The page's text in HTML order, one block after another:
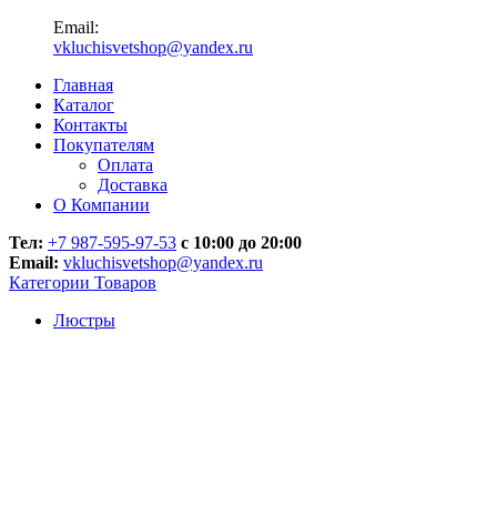
Email:
vkluchisvetshop@yandex.ru
Главная
Каталог
Контакты
Покупателям
Оплата
Доставка
О Компании
Тел: +7 987-595-97-53 с 10:00 до 20:00
Email: vkluchisvetshop@yandex.ru
Категории Товаров
Люстры